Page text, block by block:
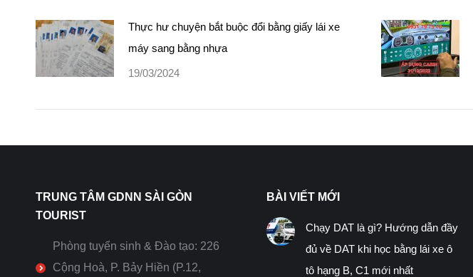
Thực hư chuyện bắt buộc đổi bằng giấy lái xe
máy sang bằng nhựa
19/03/2024
TRUNG TÂM GDNN SÀI GÒN
TOURIST
Phòng tuyển sinh & Đào tạo: 226
Cộng Hoà, P. Bảy Hiền (P.12,
BÀI VIẾT MỚI
Chạy DAT là gì? Hướng dẫn đầy
đủ về DAT khi học bằng lái xe ô
tô hạng B, C1 mới nhất